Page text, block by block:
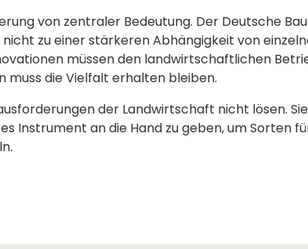
von zentraler Bedeutung. Der Deutsche
zu einer stärkeren Abhängigkeit von
müssen den landwirtschaftlichen
muss die Vielfalt erhalten bleiben.
der Landwirtschaft nicht lösen.
Instrument an die Hand zu geben, um Sorten